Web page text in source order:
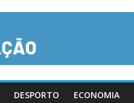
DESPORTO ECONOMIA